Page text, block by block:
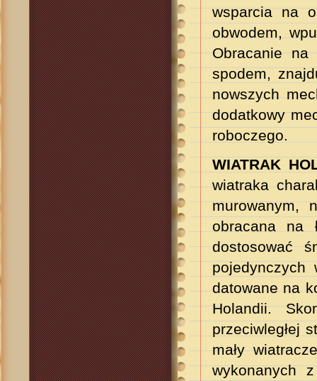
wsparcia na
obwodem,
Obracanie na
spodem,
nowszych
dodatkowy
roboczego.
WIATRAK
wiatraka
murowanym,
obracana na
dostosować
pojedynczych
datowane na
Holandii.
przeciwległej
mały
wykonanych